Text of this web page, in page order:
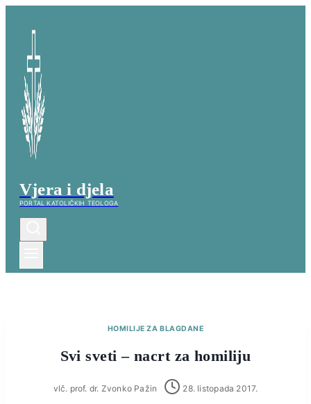
Vjera i djela
PORTAL KATOLIČKIH TEOLOGA
HOMILIJE ZA BLAGDANE
Svi sveti – nacrt za homiliju
vlč. prof. dr. Zvonko Pažin 28. listopada 2017.